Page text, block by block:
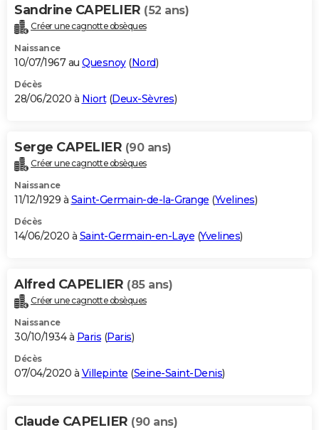
Sandrine CAPELIER (52 ans)
Créer une cagnotte obsèques
Naissance
10/07/1967 au Quesnoy(Nord)
Décès
28/06/2020 à Niort(Deux-Sèvres)
Serge CAPELIER (90 ans)
Créer une cagnotte obsèques
Naissance
11/12/1929 à Saint-Germain-de-la-Grange (Yvelines)
Décès
14/06/2020 à Saint-Germain-en-Laye (Yvelines)
Alfred CAPELIER (85 ans)
Créer une cagnotte obsèques
Naissance
30/10/1934 à Paris (Paris)
Décès
07/04/2020 à Villepinte (Seine-Saint-Denis)
Claude CAPELIER (90 ans)